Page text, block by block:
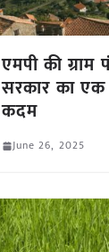
एमपी की
सरकार का
कदम
June 26, 2025